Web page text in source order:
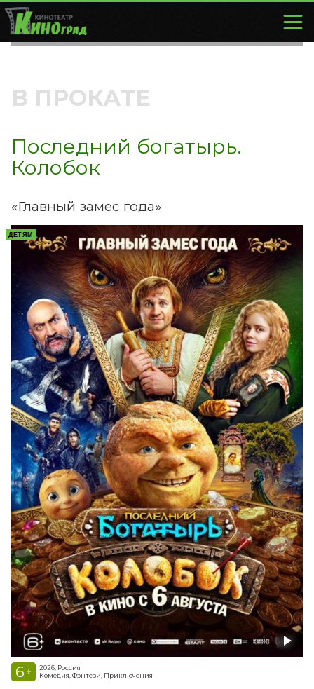
В ПРОКАТЕ
Последний богатырь.
Колобок
«Главный замес года»
ДЕТЯМ
6 +
2026, Россия
Комедия, Фэнтези, Приключения